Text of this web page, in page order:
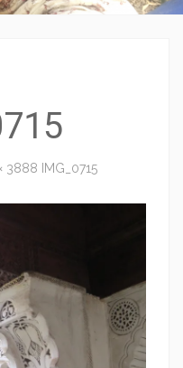
3888 IMG_0715